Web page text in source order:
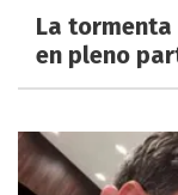
La tormenta
en pleno